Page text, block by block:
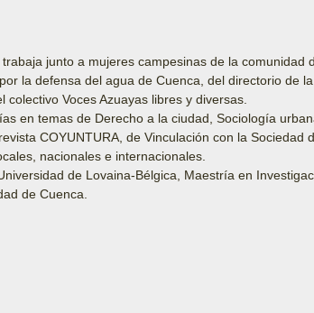
junto a mujeres campesinas de la comunidad
la defensa del agua de Cuenca, del directorio de
colectivo Voces Azuayas libres y diversas.
en temas de Derecho a la ciudad, Sociología
COYUNTURA, de Vinculación con la Sociedad
nacionales e internacionales.
de Lovaina-Bélgica, Maestría en
de Cuenca.